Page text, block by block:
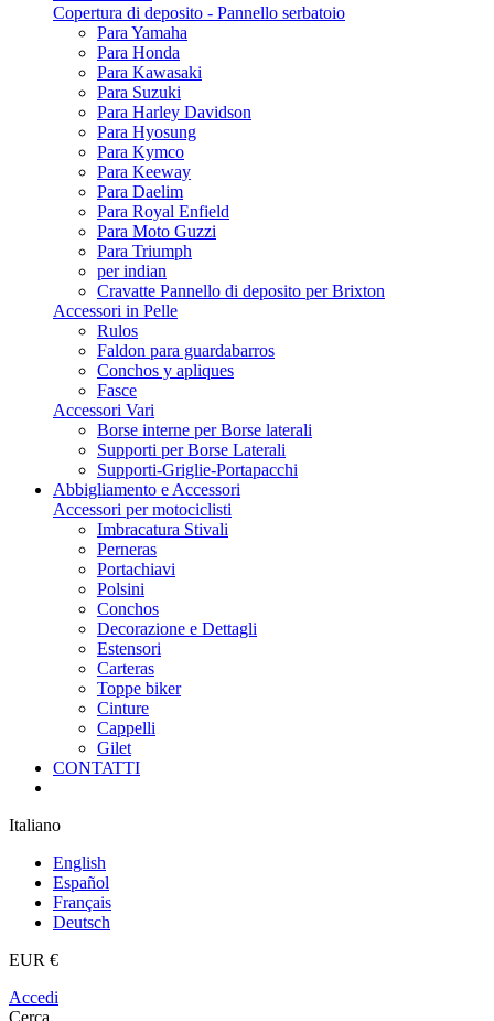
Copertura di deposito - Pannello serbatoio
Para Yamaha
Para Honda
Para Kawasaki
Para Suzuki
Para Harley Davidson
Para Hyosung
Para Kymco
Para Keeway
Para Daelim
Para Royal Enfield
Para Moto Guzzi
Para Triumph
per indian
Cravatte Pannello di deposito per Brixton
Accessori in Pelle
Rulos
Faldon para guardabarros
Conchos y apliques
Fasce
Accessori Vari
Borse interne per Borse laterali
Supporti per Borse Laterali
Supporti-Griglie-Portapacchi
Abbigliamento e Accessori
Accessori per motociclisti
Imbracatura Stivali
Perneras
Portachiavi
Polsini
Conchos
Decorazione e Dettagli
Estensori
Carteras
Toppe biker
Cinture
Cappelli
Gilet
CONTATTI
Italiano
English
Español
Français
Deutsch
EUR €
Accedi
Cerca